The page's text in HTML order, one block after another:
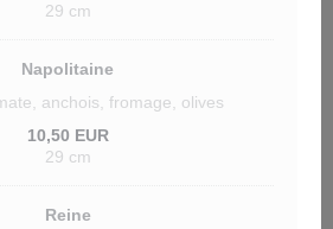
29 cm
Napolitaine
anchois, fromage, olives
10,50 EUR
29 cm
Reine